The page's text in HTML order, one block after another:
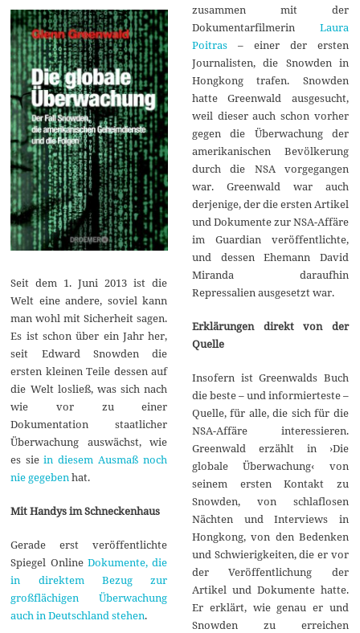
Seit dem 1. Juni 2013 ist die
Welt eine andere, soviel kann
man wohl mit Sicherheit sagen.
Es ist schon über ein Jahr her,
seit Edward Snowden die
ersten kleinen Teile dessen auf
die Welt losließ, was sich nach
wie vor zu einer
Dokumentation staatlicher
Überwachung auswächst, wie
es siein diesem Ausmaß noch
nie gegebenhat.
Mit Handys im Schneckenhaus
Gerade erst veröffentlichte
Spiegel OnlineDokumente, die
in direktem Bezug zur
großflächigen Überwachung
auch in Deutschland stehen.
zusammen mit der
Dokumentarfilmerin Laura
Poitras– einer der ersten
Journalisten, die Snowden in
Hongkong trafen. Snowden
hatte Greenwald ausgesucht,
weil dieser auch schon vorher
gegen die Überwachung der
amerikanischen Bevölkerung
durch die NSA vorgegangen
war. Greenwald war auch
derjenige, der die ersten Artikel
und Dokumente zur NSA-Affäre
im Guardian veröffentlichte,
und dessen Ehemann David
Miranda daraufhin
Repressalien ausgesetzt war.
Erklärungen direkt von der
Quelle
Insofern ist Greenwalds Buch
die beste – und informierteste –
Quelle, für alle, die sich für die
NSA-Affäre interessieren.
Greenwald erzählt in ›Die
globale Überwachung‹ von
seinem ersten Kontakt zu
Snowden, von schlaflosen
Nächten und Interviews in
Hongkong, von den Bedenken
und Schwierigkeiten, die er vor
der Veröffentlichung der
Artikel und Dokumente hatte.
Er erklärt, wie genau er und
Snowden zu erreichen